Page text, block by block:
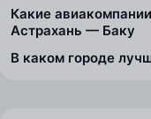
Какие
Астрахань — Баку
В каком городе